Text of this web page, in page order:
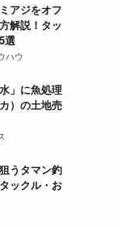
アジをオフ
解説！タッ
選
ハウ
」に魚処理
）の土地売
うタマン釣
ックル・お